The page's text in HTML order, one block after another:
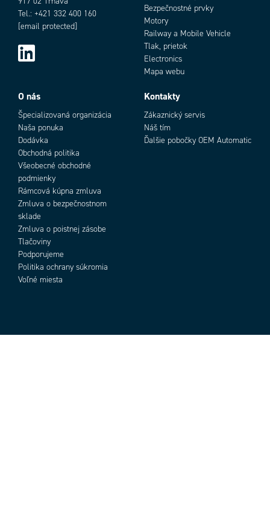
Tel.: +421 332 400 160
[email protected]
Bezpečnostné prvky
Motory
Railway a Mobile Vehicle
Tlak, prietok
Electronics
Mapa webu
O nás
Špecializovaná organizácia
Naša ponuka
Dodávka
Obchodná politika
Všeobecné obchodné
podmienky
Rámcová kúpna zmluva
Zmluva o bezpečnostnom
sklade
Zmluva o poistnej zásobe
Tlačoviny
Podporujeme
Politika ochrany súkromia
Voľné miesta
Kontakty
Zákaznický servis
Náš tím
Ďalšie pobočky OEM Automatic